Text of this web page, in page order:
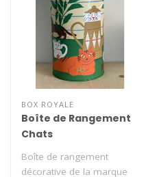
BOX ROYALE
Boîte de Rangement
Chats
Boîte de rangement
décorative de la marque